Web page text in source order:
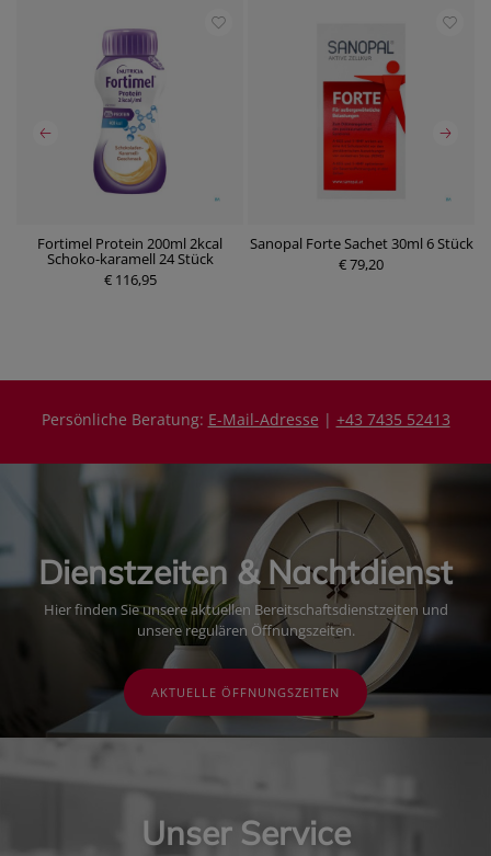
Fortimel Protein 200ml 2kcal
Schoko-karamell 24 Stück
€ 116,95
Sanopal Forte Sachet 30ml 6 Stück
€ 79,20
Persönliche Beratung: E-Mail-Adresse | +43 7435 52413
Dienstzeiten & Nachtdienst
Hier finden Sie unsere aktuellen Bereitschaftsdienstzeiten und
unsere regulären Öffnungszeiten.
AKTUELLE ÖFFNUNGSZEITEN
Unser Service